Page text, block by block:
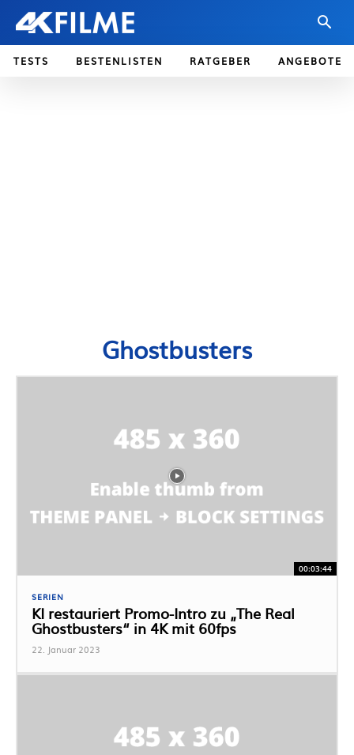
TESTS BESTENLISTEN RATGEBER ANGEBOTE
Ghostbusters
00:03:44
SERIEN
KI restauriert Promo-Intro zu „The Real
Ghostbusters“ in 4K mit 60fps
22. Januar 2023